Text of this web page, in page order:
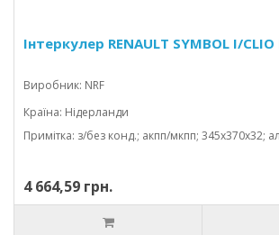
Інтеркулер RENAULT SYMBOL I/
Виробник: NRF
Країна: Нідерланди
4 664,59 грн.